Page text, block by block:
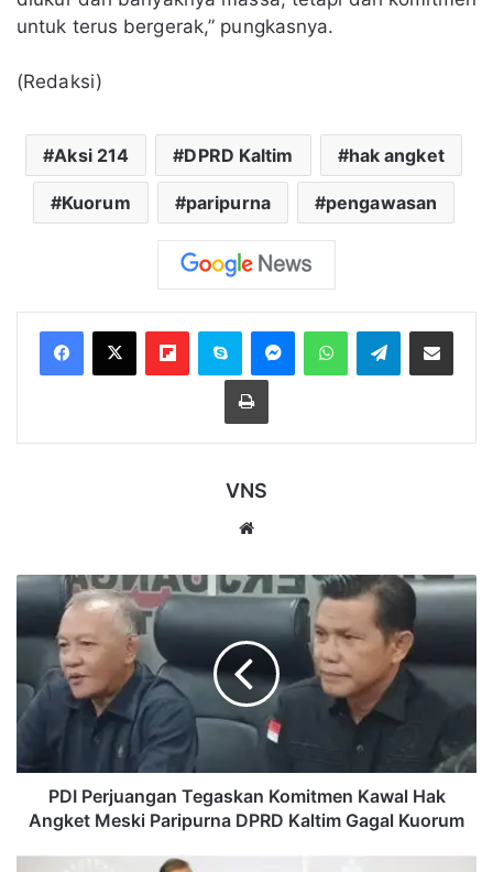
untuk terus bergerak,” pungkasnya.
(Redaksi)
Aksi 214 DPRD Kaltim hak angket
Kuorum paripurna pengawasan
FlipboardSkype MessengerWhatsAppTelegramBagikan melalui Email
Cetak
VNS
PDI
Perjuangan
Tegaskan
Komitmen
Kawal
Hak
Angket
Paripurna
DPRD
Kaltim
Kuorum
PDI Perjuangan Tegaskan Komitmen Kawal Hak
Angket Meski Paripurna DPRD Kaltim Gagal Kuorum